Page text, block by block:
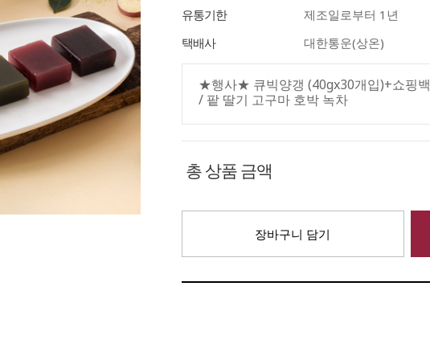
유통기한
제조일로부터 1년
택배사
대한통운(상온)
★행사★ 큐빅양갱 (40gx30개입)+쇼핑백
/ 팥 딸기 고구마 호박 녹차
총 상품 금액
장바구니 담기